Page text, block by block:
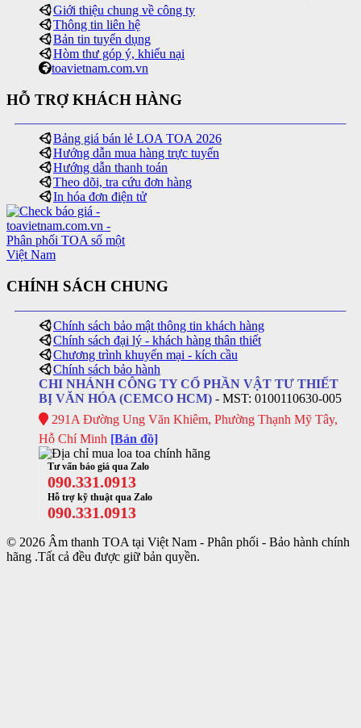
Giới thiệu chung về công ty
Thông tin liên hệ
Bản tin tuyển dụng
Hòm thư góp ý, khiếu nại
toavietnam.com.vn
HỖ TRỢ KHÁCH HÀNG
Bảng giá bán lẻ LOA TOA 2026
Hướng dẫn mua hàng trực tuyến
Hướng dẫn thanh toán
Theo dõi, tra cứu đơn hàng
In hóa đơn điện tử
CHÍNH SÁCH CHUNG
Chính sách bảo mật thông tin khách hàng
Chính sách đại lý - khách hàng thân thiết
Chương trình khuyến mại - kích cầu
Chính sách bảo hành
CHI NHÁNH CÔNG TY CỔ PHẦN VẬT TƯ THIẾT
BỊ VĂN HÓA (CEMCO HCM) - MST: 0100110630-005
291A Đường Ung Văn Khiêm, Phường Thạnh Mỹ Tây,
Hỗ Chí Minh [Bản đồ]
Tư vấn báo giá qua Zalo
090.331.0913
Hỗ trợ kỹ thuật qua Zalo
090.331.0913
© 2026 Âm thanh TOA tại Việt Nam - Phân phối - Bảo hành chính
hãng .Tất cả đều được giữ bản quyền.